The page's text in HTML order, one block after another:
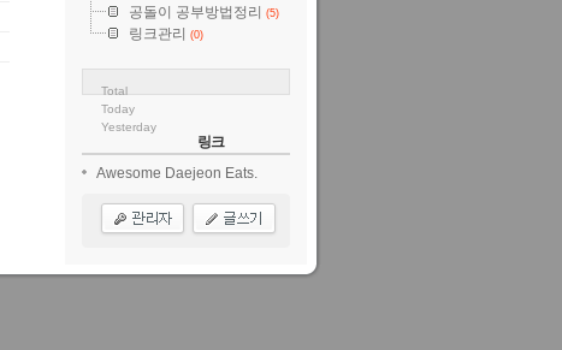
공돌이 공부방법정리 (5)
링크관리 (0)
Total
Today
Yesterday
링크
Awesome Daejeon Eats.